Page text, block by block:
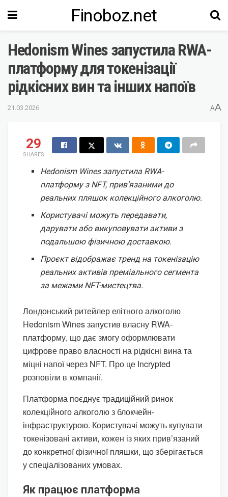
Finoboz.net
Hedonism Wines запустила RWA-
платформу для токенізації
рідкісних вин та інших напоїв
21.03.2026 AA
29
SHARES
Hedonism Wines запустила RWA-
платформу з NFT, прив’язаними до
реальних пляшок колекційного алкоголю.
Користувачі можуть передавати,
дарувати або викуповувати активи з
подальшою фізичною доставкою.
Проєкт відображає тренд на токенізацію
реальних активів преміального сегмента
за межами NFT-мистецтва.
Лондонський ритейлер елітного алкоголю
Hedonism Wines запустив власну RWA-
платформу, що дає змогу оформлювати
цифрове право власності на рідкісні вина та
міцні напої через NFT. Про це Incrypted
розповіли в компанії.
Платформа поєднує традиційний ринок
колекційного алкоголю з блокчейн-
інфраструктурою. Користувачі можуть купувати
токенізовані активи, кожен із яких прив’язаний
до конкретної фізичної пляшки, що зберігається
у спеціалізованих умовах.
Як працює платформа